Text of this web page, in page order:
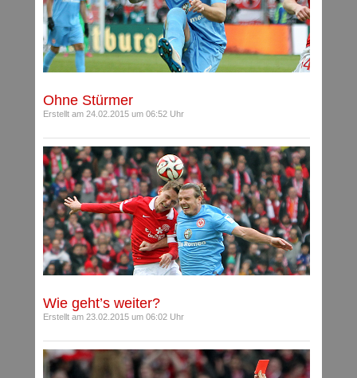
Ohne Stürmer
Erstellt am 24.02.2015 um 06:52 Uhr
Wie geht’s weiter?
Erstellt am 23.02.2015 um 06:02 Uhr